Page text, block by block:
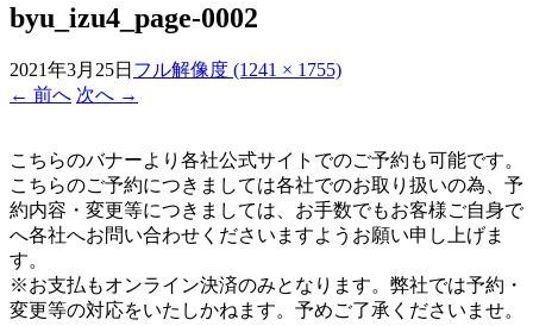
byu_izu4_page-0002
2021年3月25日 フル解像度 (1241 × 1755)
← 前へ 次へ →
こちらのバナーより各社公式サイトでのご予約も可能です。
こちらのご予約につきましては各社でのお取り扱いの為、予
約内容・変更等につきましては、お手数でもお客様ご自身で
へ各社へお問い合わせくださいますようお願い申し上げま
す。
※お支払もオンライン決済のみとなります。弊社では予約・
変更等の対応をいたしかねます。予めご了承くださいませ。